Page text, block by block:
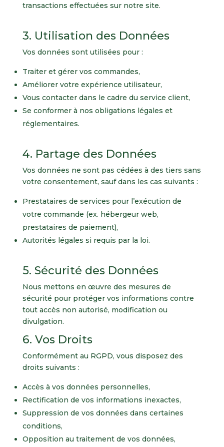
transactions effectuées sur notre site.
3. Utilisation des Données
Vos données sont utilisées pour :
Traiter et gérer vos commandes,
Améliorer votre expérience utilisateur,
Vous contacter dans le cadre du service client,
Se conformer à nos obligations légales et
réglementaires.
4. Partage des Données
Vos données ne sont pas cédées à des tiers sans
votre consentement, sauf dans les cas suivants :
Prestataires de services pour l’exécution de
votre commande (ex. hébergeur web,
prestataires de paiement),
Autorités légales si requis par la loi.
5. Sécurité des Données
Nous mettons en œuvre des mesures de
sécurité pour protéger vos informations contre
tout accès non autorisé, modification ou
divulgation.
6. Vos Droits
Conformément au RGPD, vous disposez des
droits suivants :
Accès à vos données personnelles,
Rectification de vos informations inexactes,
Suppression de vos données dans certaines
conditions,
Opposition au traitement de vos données,